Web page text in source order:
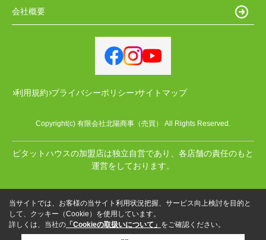
会社概要
利用規約 プライバシーポリシー サイトマップ
Copyright(c) 有限会社北陽商事（売買） All Rights Reserved.
ピタットハウスの加盟店は独立自営であり、各店舗の責任のもと
運営をしております。
当サイトでは、お客様の当サイト利用状況把握、サービス向上検討を目的と
して、クッキー（Cookie）を使用しています。
詳しくは、当社の 「Cookieの取扱いについて」 をご確認ください。